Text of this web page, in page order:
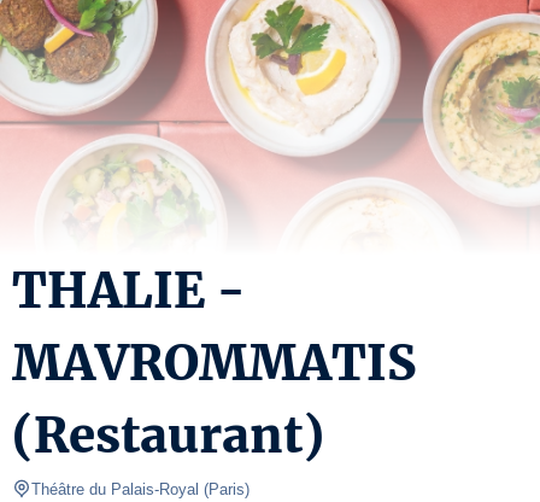
THALIE -
MAVROMMATIS
(Restaurant)
Théâtre du Palais-Royal (Paris)